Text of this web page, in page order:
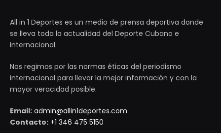
All in 1 Deportes es un medio de prensa deportiva donde
se lleva toda la actualidad del Deporte Cubano e
Internacional.
Nos regimos por las normas éticas del periodismo
internacional para llevar la mejor información y con la
mayor veracidad posible.
Email: admin@allin1deportes.com
Contacto: +1 346 475 5150